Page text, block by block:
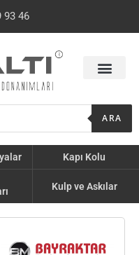
93 46
ARA
Kapı Kolu
Kulp ve Askılar